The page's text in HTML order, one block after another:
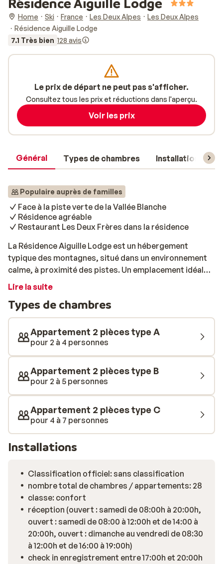
Home Ski France Les Deux Alpes
Les Deux Alpes
Résidence Aiguille Lodge
7.1 Très bien 128 avis
Général Types de chambres Installations
Populaire auprès de familles
Face à la piste verte de la Vallée Blanche
Résidence agréable
Restaurant Les Deux Frères dans la résidence
La Résidence Aiguille Lodge est un hébergement
typique des montagnes, situé dans un environnement
calme, à proximité des pistes. Un emplacement idéal
pour profiter de moments de relaxation et des plaisirs
un confort optimal: vous sentirez comme chez vous. La
résidence se trouve à l’entrée du village des Deux Alpes
et à 300 mètres du centre. La piste verte de la Vallée
Blanche se situe juste en face. L’établissement arbore
une belle architecture de style traditionnel et s'intègre
parfaitement dans son environnement. Celui-ci offre
aux vacanciers la possibilité de se relaxer après le ski:
un vrai luxe! Après une journée sportive, vous
ensoleillée. En fin de journée, vous pourrez dîner au
restaurant-bar Les Deux Frères, situé au sein de la
Lire la suite
Types de chambres
Appartement 2 pièces type A
pour 2 à 4 personnes
Appartement 2 pièces type B
pour 2 à 5 personnes
Appartement 2 pièces type C
pour 4 à 7 personnes
Installations
Classification officiel: sans classification
nombre total de chambres / appartements: 28
classe: confort
réception (ouvert : samedi de 08:00h à 20:00h,
ouvert : samedi de 08:00 à 12:00h et de 14:00 à
20:00h, ouvert : dimanche au vendredi de 08:30
à 12:00h et de 16:00 à 19:00h)
check in enregistrement entre 17:00h et 20:00h
Le prix de départ ne peut pas s'afficher.
Consultez tous les prix et réductions dans l'aperçu.
Voir les prix